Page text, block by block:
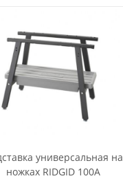
универсальная на
ножках RIDGID 100А